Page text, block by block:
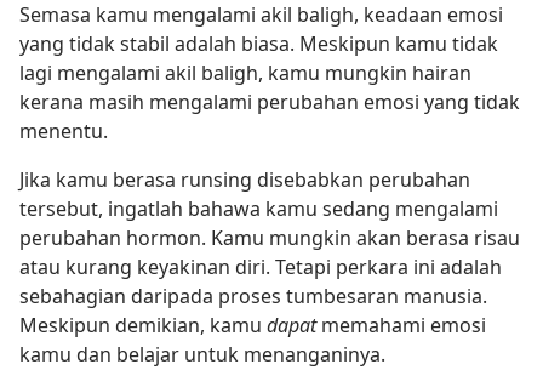
Semasa kamu mengalami akil baligh, keadaan emosi
yang tidak stabil adalah biasa. Meskipun kamu tidak
lagi mengalami akil baligh, kamu mungkin hairan
kerana masih mengalami perubahan emosi yang tidak
menentu.
Jika kamu berasa runsing disebabkan perubahan
tersebut, ingatlah bahawa kamu sedang mengalami
perubahan hormon. Kamu mungkin akan berasa risau
atau kurang keyakinan diri. Tetapi perkara ini adalah
sebahagian daripada proses tumbesaran manusia.
Meskipun demikian, kamu dapatmemahami emosi
kamu dan belajar untuk menanganinya.